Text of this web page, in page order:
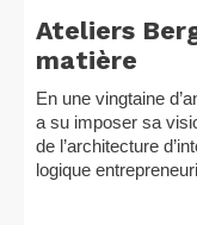
Ateliers
matière
En une vingtaine
a su imposer sa
de l’architecture
logique